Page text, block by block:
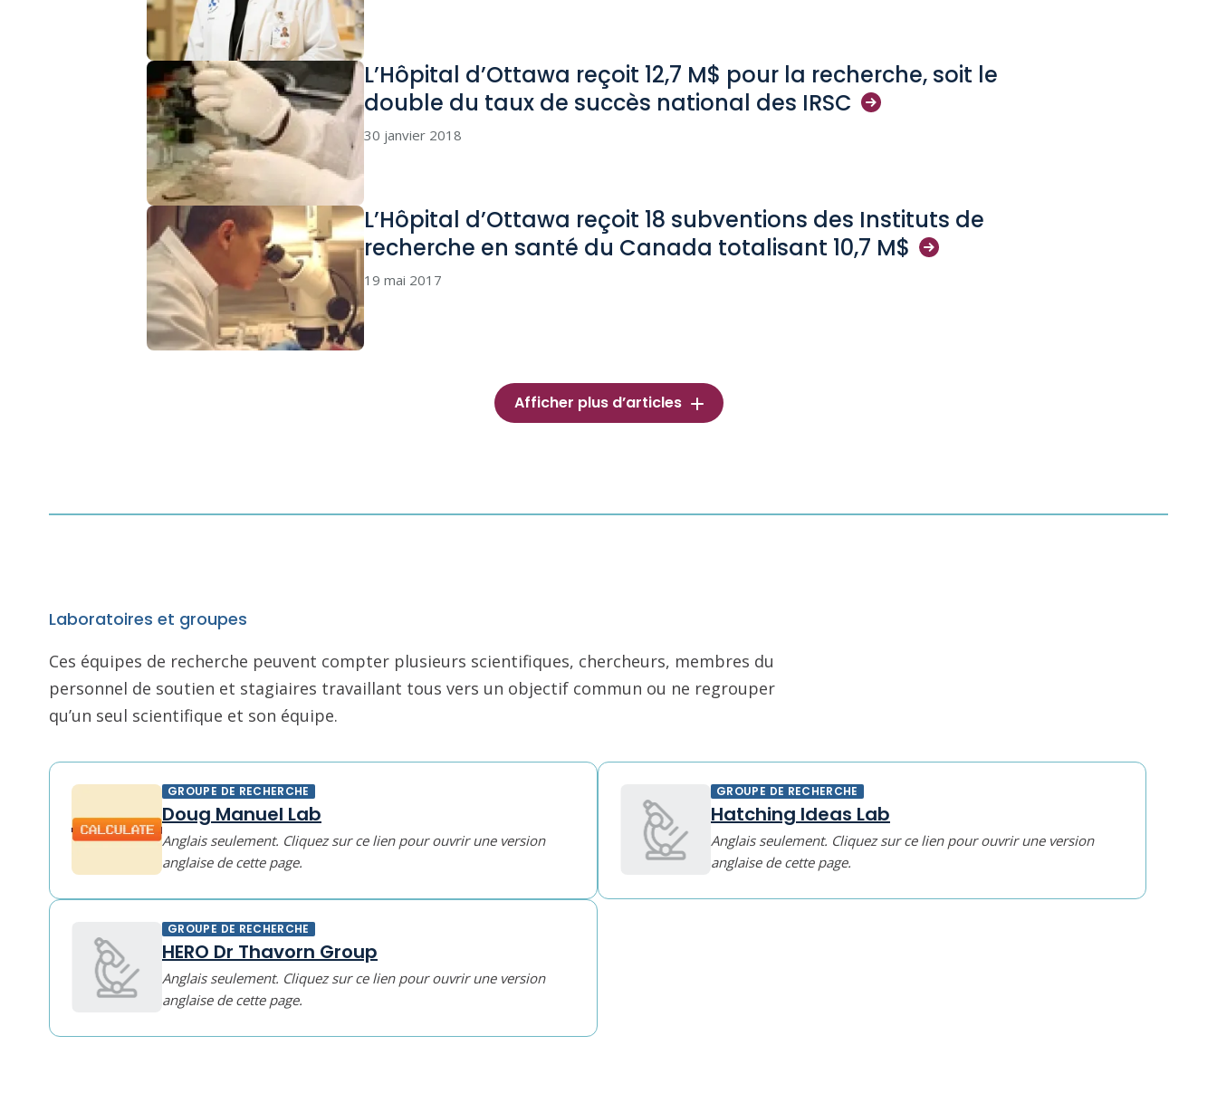
L’Hôpital d’Ottawa reçoit 12,7 M$ pour la recherche, soit le
double du taux de succès national des IRSC
30 janvier 2018
L’Hôpital d’Ottawa reçoit 18 subventions des Instituts de
recherche en santé du Canada totalisant 10,7 M$
19 mai 2017
Afficher plus d’articles
Laboratoires et groupes
Ces équipes de recherche peuvent compter plusieurs scientifiques, chercheurs, membres du
personnel de soutien et stagiaires travaillant tous vers un objectif commun ou ne regrouper
qu’un seul scientifique et son équipe.
GROUPE DE RECHERCHE
Doug Manuel Lab
Anglais seulement. Cliquez sur ce lien pour ouvrir une version
anglaise de cette page.
GROUPE DE RECHERCHE
Hatching Ideas Lab
Anglais seulement. Cliquez sur ce lien pour ouvrir une version
anglaise de cette page.
GROUPE DE RECHERCHE
HERO Dr Thavorn Group
Anglais seulement. Cliquez sur ce lien pour ouvrir une version
anglaise de cette page.